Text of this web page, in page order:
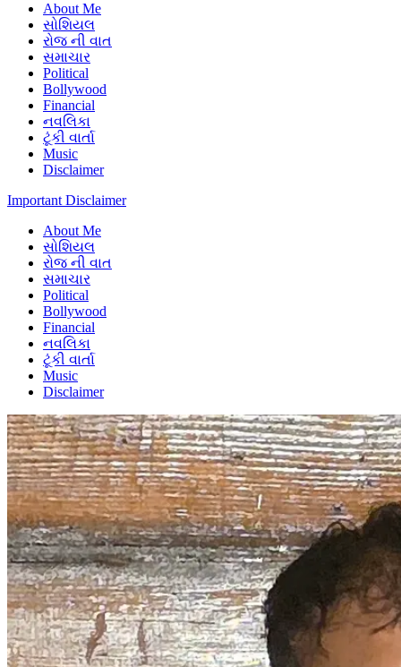
About Me
સોશિયલ
રોજ ની વાત
સમાચાર
Political
Bollywood
Financial
નવલિકા
ટૂંકી વાર્તા
Music
Disclaimer
Important Disclaimer
About Me
સોશિયલ
રોજ ની વાત
સમાચાર
Political
Bollywood
Financial
નવલિકા
ટૂંકી વાર્તા
Music
Disclaimer